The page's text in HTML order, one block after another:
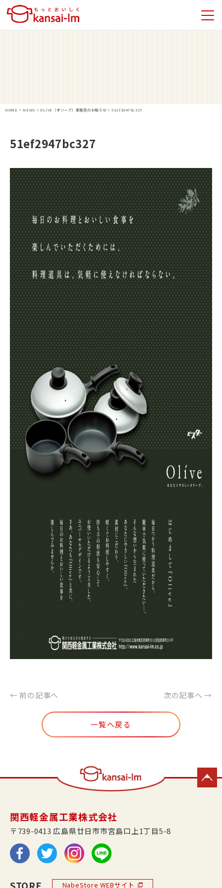
HOME > NEWS >OLIVE（オリーブ）新発売のお知らせ > 51ef2947bc327
51ef2947bc327
← 前の記事へ 次の記事へ →
一覧へ戻る
関西軽金属工業株式会社
〒739-0413 広島県廿日市市宮島口上1丁目5-8
NabeStore WEBサイト